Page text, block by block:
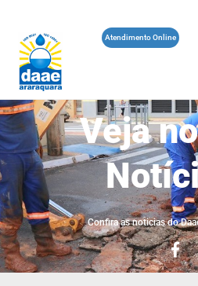
Atendimento Online
Veja
Confira as noticias do